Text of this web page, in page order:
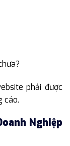
phải được
cáo.
Nghiệp